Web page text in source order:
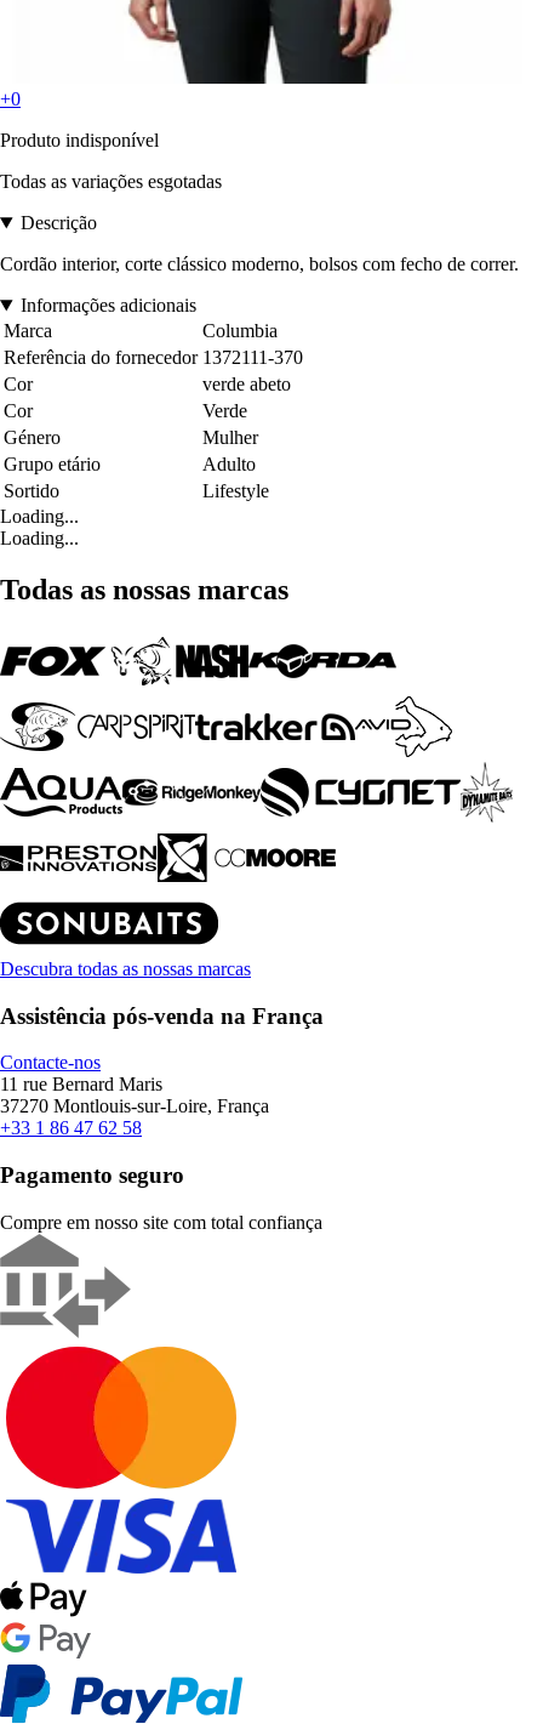
+0
Produto indisponível
Todas as variações esgotadas
Descrição
Cordão interior, corte clássico moderno, bolsos com fecho de correr.
Informações adicionais
Marca
Columbia
Referência do fornecedor 1372111-370
Cor
verde abeto
Cor
Verde
Género
Mulher
Grupo etário
Adulto
Sortido
Lifestyle
Loading...
Loading...
Todas as nossas marcas
Descubra todas as nossas marcas
Assistência pós-venda na França
Contacte-nos
11 rue Bernard Maris
37270 Montlouis-sur-Loire, França
+33 1 86 47 62 58
Pagamento seguro
Compre em nosso site com total confiança